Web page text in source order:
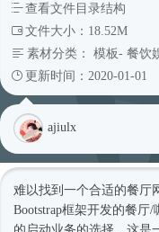
查看文件目录结构
文件大小：18.52M
素材分类： 模板- 餐饮
更新时间：2020-01-01
ajiulx
难以找到一个合适的餐厅
Bootstrap框架开发的餐厅/